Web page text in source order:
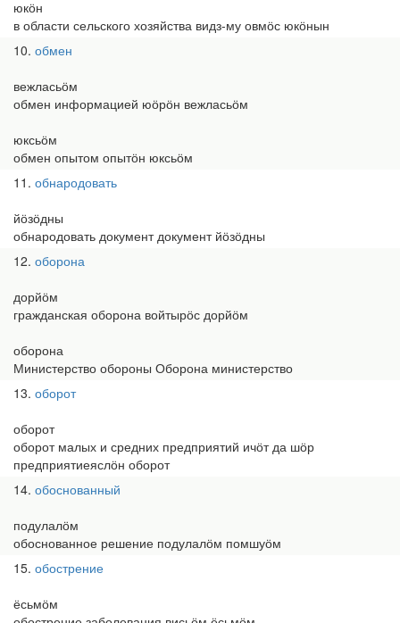
юкӧн
в области сельского хозяйства видз-му овмӧс юкӧнын
10 обмен
вежласьӧм
обмен информацией юӧрӧн вежласьӧм
юксьӧм
обмен опытом опытӧн юксьӧм
11 обнародовать
йӧзӧдны
обнародовать документ документ йӧзӧдны
12 оборона
дорйӧм
гражданская оборона войтырӧс дорйӧм
оборона
Министерство обороны Оборона министерство
13 оборот
оборот
оборот малых и средних предприятий ичӧт да шӧр
предприятиеяслӧн оборот
14 обоснованный
подулалӧм
обоснованное решение подулалӧм помшуӧм
15 обострение
ёсьмӧм